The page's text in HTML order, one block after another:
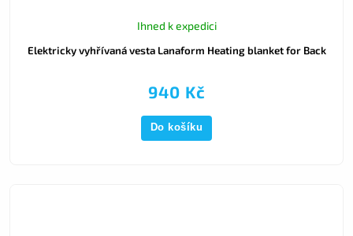
Elektricky vyhřívaná vesta Lanaform Heating blanket for Back
Ihned k expedici
940 Kč
Do košíku